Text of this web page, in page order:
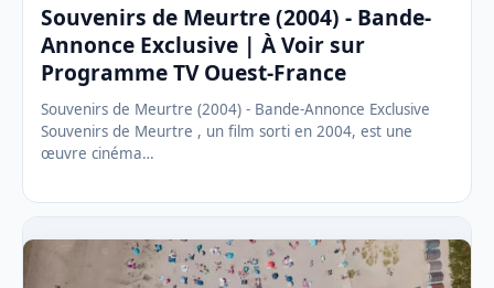
Souvenirs de Meurtre (2004) - Bande-
Annonce Exclusive | À Voir sur
Programme TV Ouest-France
Souvenirs de Meurtre (2004) - Bande-Annonce Exclusive
Souvenirs de Meurtre , un film sorti en 2004, est une
œuvre cinéma…